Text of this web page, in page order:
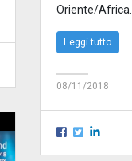
Oriente/Africa.
Leggi tutto
08/11/2018